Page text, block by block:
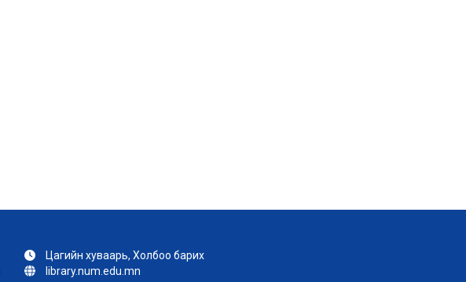
Цагийн хуваарь, Холбоо барих
library.num.edu.mn